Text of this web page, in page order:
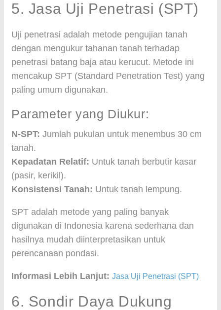
5. Jasa Uji Penetrasi (SPT)
Uji penetrasi adalah metode pengujian tanah
dengan mengukur tahanan tanah terhadap
penetrasi batang baja atau kerucut. Metode ini
mencakup SPT (Standard Penetration Test) yang
paling umum digunakan.
Parameter yang Diukur:
N-SPT: Jumlah pukulan untuk menembus 30 cm
tanah.
Kepadatan Relatif: Untuk tanah berbutir kasar
(pasir, kerikil).
Konsistensi Tanah: Untuk tanah lempung.
SPT adalah metode yang paling banyak
digunakan di Indonesia karena sederhana dan
hasilnya mudah diinterpretasikan untuk
perencanaan pondasi.
Informasi Lebih Lanjut: Jasa Uji Penetrasi (SPT)
6. Sondir Daya Dukung